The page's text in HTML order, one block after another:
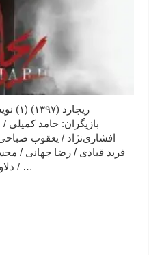
بازیگران: حامد کمیلی /
افشاری‌نژاد / یعقوب
فرید قبادی / رضا جهانی /
دلاوری / علی گلشنی / عیسی حسینی / …